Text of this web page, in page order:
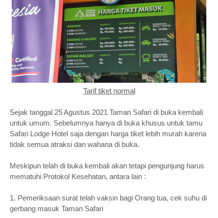
Tarif tiket normal
Sejak tanggal 25 Agustus 2021 Taman Safari di buka kembali
untuk umum. Sebelumnya hanya di buka khusus untuk tamu
Safari Lodge Hotel saja dengan harga tiket lebih murah karena
tidak semua atraksi dan wahana di buka.
Meskipun telah di buka kembali akan tetapi pengunjung harus
mematuhi Protokol Kesehatan, antara lain :
1. Pemeriksaan surat telah vaksin bagi Orang tua, cek suhu di
gerbang masuk Taman Safari